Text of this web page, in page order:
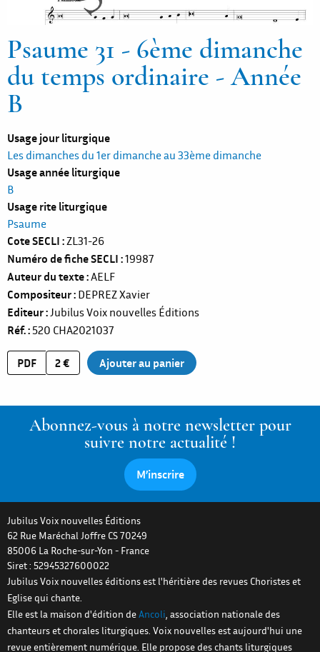
Psaume 31 - 6ème dimanche
du temps ordinaire - Année
B
Usage jour liturgique
Les dimanches du 1er dimanche au 33ème dimanche
Usage année liturgique
B
Usage rite liturgique
Psaume
Cote SECLI ZL31-26
Numéro de fiche SECLI 19987
Auteur du texte AELF
Compositeur DEPREZ Xavier
Editeur Jubilus Voix nouvelles Éditions
Réf. 520 CHA2021037
PDF 2 €
Abonnez-vous à notre newsletter pour
suivre notre actualité !
M’inscrire
Jubilus Voix nouvelles Éditions
62 Rue Maréchal Joffre CS 70249
85006 La Roche-sur-Yon - France
Siret : 52945327600022
Jubilus Voix nouvelles éditions est l'héritière des revues Choristes et
Eglise qui chante.
Elle est la maison d'édition deAncoli, association nationale des
chanteurs et chorales liturgiques. Voix nouvelles est aujourd'hui une
revue entièrement numérique. Elle propose des chants liturgiques